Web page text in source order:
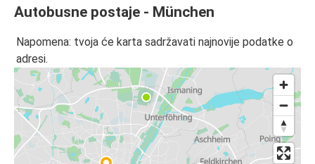
Autobusne postaje - München
Napomena: tvoja će karta sadržavati najnovije podatke o
adresi.